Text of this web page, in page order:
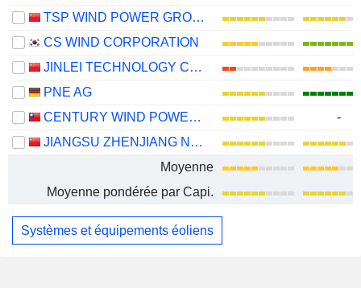
TSP WIND POWER GROUP CO., LTD.
CS WIND CORPORATION
JINLEI TECHNOLOGY CO., LTD.
PNE AG
CENTURY WIND POWER CO., LTD.
-
JIANGSU ZHENJIANG NEW ENERGY EQUIPMENT CO., LTD.
Moyenne
Moyenne pondérée par Capi.
Systèmes et équipements éoliens